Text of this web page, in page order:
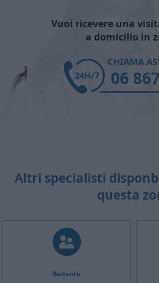
Vuoi ricevere una
a domicilio in
CHIAMA
06
24H/7
Altri specialisti
questa
Badante